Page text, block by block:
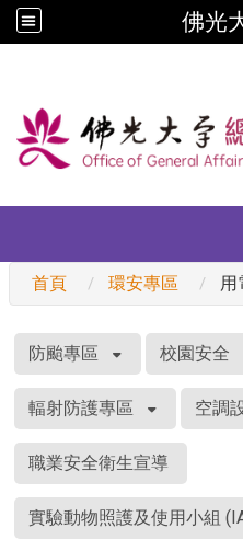
佛光
首頁 環安專區 用
防颱專區 校園安全
輻射防護專區 空調
職業安全衛生宣導
實驗動物照護及使用小組